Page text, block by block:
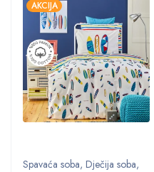
AKCIJA
Spavaća soba, Dječija soba,